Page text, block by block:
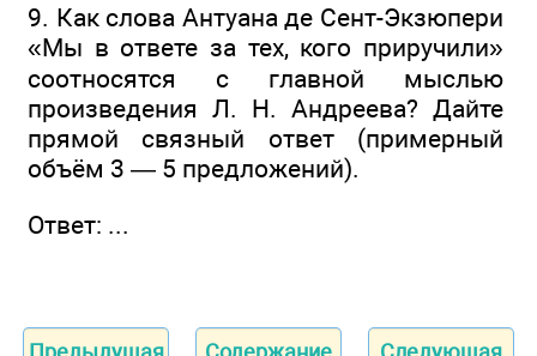
9. Как слова Антуана де Сент-Экзюпери
«Мы в ответе за тех, кого приручили»
соотносятся с главной мыслью
произведения Л. Н. Андреева? Дайте
прямой связный ответ (примерный
объём 3 — 5 предложений).
Ответ: ...